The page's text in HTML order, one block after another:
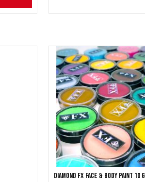
Diamond FX Face & Body Paint 10 g